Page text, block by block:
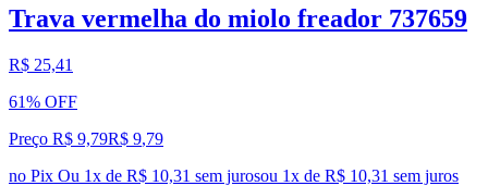
Trava vermelha do miolo freador 737659
R$ 25,41
61% OFF
Preço R$ 9,79R$ 9,79
no Pix Ou 1x de R$ 10,31 sem jurosou 1x de R$ 10,31 sem juros